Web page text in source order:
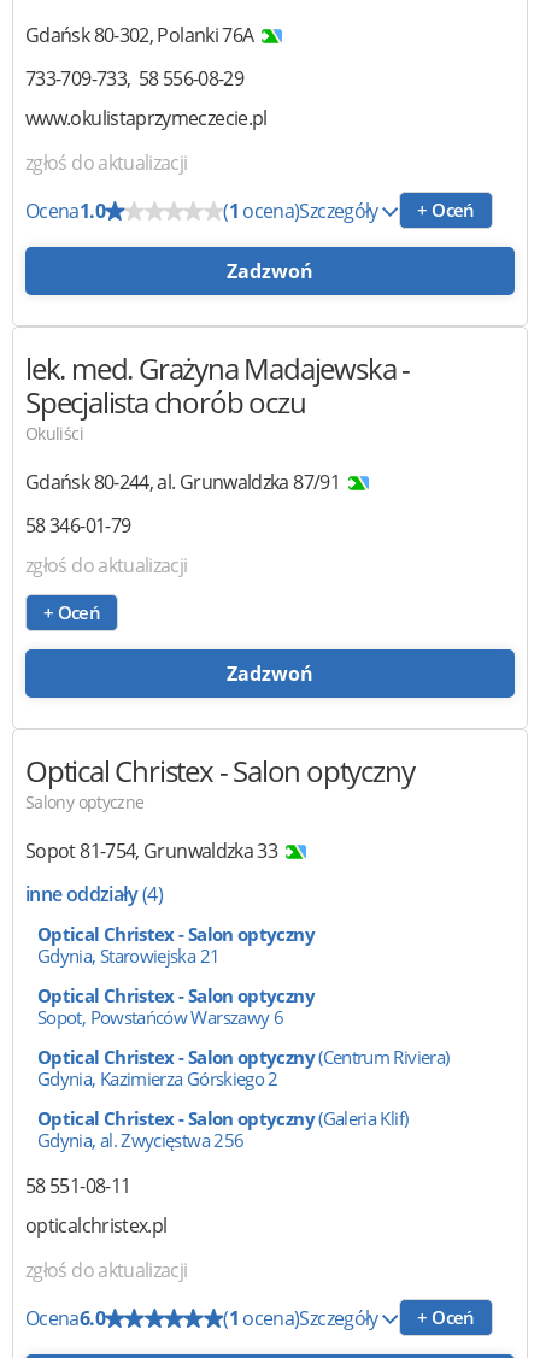
Gdańsk80-302,Polanki 76A
733-709-733 58 556-08-29
www.okulistaprzymeczecie.pl
zgłoś do aktualizacji
Ocena1.0 (1 ocena)Szczegóły + Oceń
Zadzwoń
lek. med. Grażyna Madajewska-
Specjalista chorób oczu
Okuliści
Gdańsk80-244,al. Grunwaldzka 87/91
58 346-01-79
zgłoś do aktualizacji
+ Oceń
Zadzwoń
Optical Christex- Salon optyczny
Salony optyczne
Sopot81-754, Grunwaldzka 33
inne oddziały(4)
Optical Christex - Salon optyczny
Gdynia, Starowiejska 21
Optical Christex - Salon optyczny
Sopot, Powstańców Warszawy 6
Optical Christex - Salon optyczny(Centrum Riviera)
Gdynia, Kazimierza Górskiego 2
Optical Christex - Salon optyczny(Galeria Klif)
Gdynia, al. Zwycięstwa 256
58 551-08-11
opticalchristex.pl
zgłoś do aktualizacji
Ocena6.0 (1 ocena)Szczegóły + Oceń